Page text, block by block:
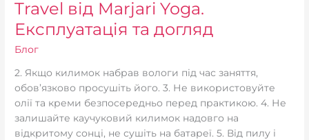
Travel від Marjari Yoga.
Експлуатація та догляд
Блог
2. Якщо килимок набрав вологи під час заняття,
обов’язково просушіть його. 3. Не використовуйте
олії та креми безпосередньо перед практикою. 4. Не
залишайте каучуковий килимок надовго на
відкритому сонці, не сушіть на батареї. 5. Від пилу і